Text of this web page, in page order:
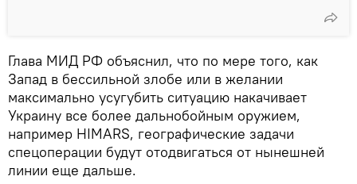
Глава МИД РФ объяснил, что по мере того, как
Запад в бессильной злобе или в желании
максимально усугубить ситуацию накачивает
Украину все более дальнобойным оружием,
например HIMARS, географические задачи
спецоперации будут отодвигаться от нынешней
линии еще дальше.